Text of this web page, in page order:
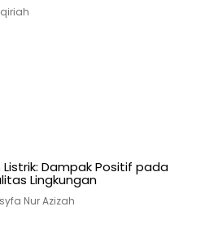
Dampak Positif pada
Lingkungan
Nur Azizah